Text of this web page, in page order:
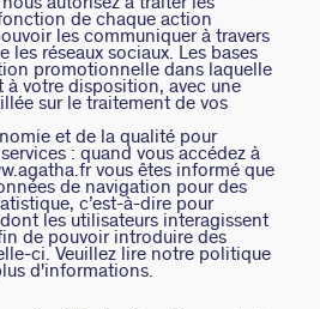
de chaque action
les communiquer à travers
les réseaux sociaux. Les bases
promotionnelle dans laquelle
à votre disposition, avec une
sur le traitement de vos
et de la qualité pour
: quand vous accédez à
vous êtes informé que
de navigation pour des
c’est-à-dire pour
les utilisateurs interagissent
de pouvoir introduire des
ci. Veuillez lire notre politique
d'informations.